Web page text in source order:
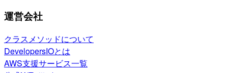
運営会社
クラスメソッドについて
DevelopersIOとは
AWS支援サービス一覧